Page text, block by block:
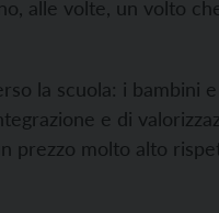
alle volte, un volto
la scuola: i bambini
e di
prezzo molto alto